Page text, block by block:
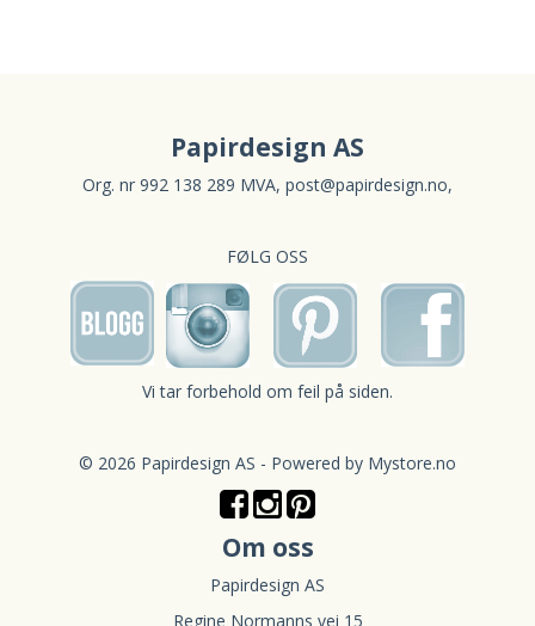
Papirdesign AS
Org. nr 992 138 289 MVA, post@papirdesign.no,
FØLG OSS
Vi tar forbehold om feil på siden.
© 2026 Papirdesign AS - Powered by Mystore.no
Om oss
Papirdesign AS
Regine Normanns vei 15